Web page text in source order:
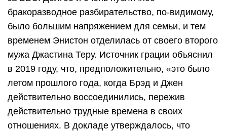
бракоразводное разбирательство, по-видимому,
было большим напряжением для семьи, и тем
временем Энистон отделилась от своего второго
мужа Джастина Теру. Источник грации объяснил
в 2019 году, что, предположительно, «это было
летом прошлого года, когда Брэд и Джен
действительно воссоединились, пережив
действительно трудные времена в своих
отношениях. В докладе утверждалось, что